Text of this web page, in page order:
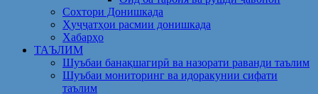
Сохтори Донишкада
Ҳуҷҷатҳои расмии донишкада
Хабарҳо
ТАЪЛИМ
Шуъбаи банақшагирӣ ва назорати раванди таълим
Шуъбаи мониторинг ва идоракунии сифати
таълим